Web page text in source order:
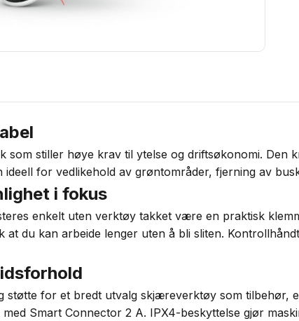
stiller høye krav til ytelse og driftsøkonomi.
ideell for vedlikehold av grøntområder, fjerning av
i fokus
enkelt uten verktøy takket være en praktisk
at du kan arbeide lenger uten å bli sliten.
støtte for et bredt utvalg skjæreverktøy som
Smart Connector 2 A. IPX4-beskyttelse gjør